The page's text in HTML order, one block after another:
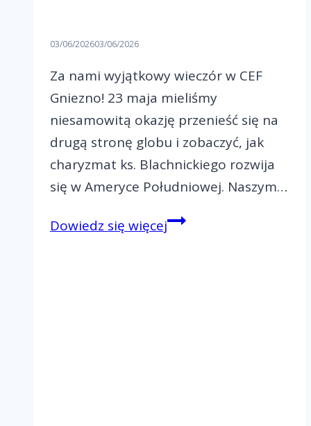
03/06/202603/06/2026
Za nami wyjątkowy wieczór w CEF
Gniezno! 23 maja mieliśmy
niesamowitą okazję przenieść się na
drugą stronę globu i zobaczyć, jak
charyzmat ks. Blachnickiego rozwija
się w Ameryce Południowej. Naszym…
Dowiedz się więcejJak